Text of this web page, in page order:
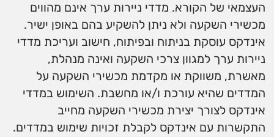
העצמאי של הקורא. מדדי ניירות ערך אינם מהווים
מכשירי השקעה ולא ניתן להשקיע בהם באופן ישיר.
אינדקס עוסקת בניתוח ובפיתוח, חישוב ועריכת מדדי
ניירות ערך למגוון צרכי השקעה ואינה מנהלת,
מאשרת, משווקת או מקדמת מכשירי השקעה על
המדדים שהיא עורכת ו/או מחשבת. השימוש במדדי
אינדקס לצורך יצירת מכשירי השקעה מחייב
התקשרות עם אינדקס לקבלת זכויות שימוש במדדים.